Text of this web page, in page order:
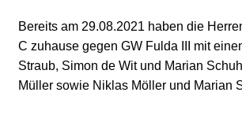
Bereits am 29.08.2021 haben die
C zuhause gegen GW Fulda III mit
Straub, Simon de Wit und Marian
Müller sowie Niklas Möller und Marian